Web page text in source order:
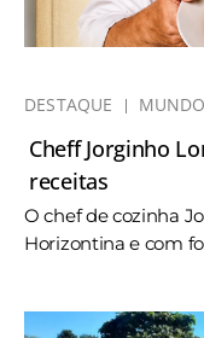
DESTAQUE
Cheff Jorginho
receitas
O chef de cozinha
Horizontina e com